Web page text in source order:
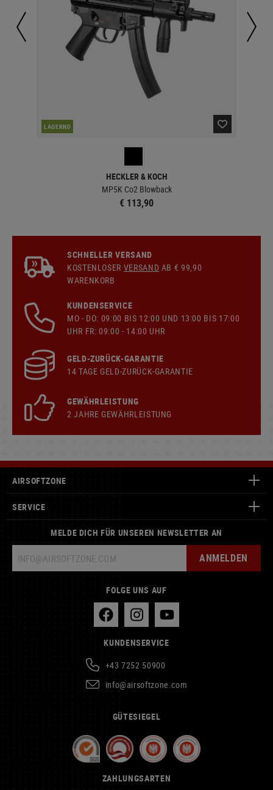
LAGERND
HECKLER & KOCH
MP5K Co2 Blowback
€ 113,90
SCHNELLER VERSAND
KOSTENLOSER VERSAND AB € 99,90
WARENKORB
KUNDENSERVICE
MO - DO: 09:00 BIS 12:00 UND 13:00 BIS 17:00
UHR FR: 09:00 - 14:00 UHR
GELD-ZURÜCK-GARANTIE
14 TAGE GELD-ZURÜCK-GARANTIE
GEWÄHRLEISTUNG
2 JAHRE GEWÄHRLEISTUNG
AIRSOFTZONE
SERVICE
MELDE DICH FÜR UNSEREN NEWSLETTER AN
ANMELDEN
FOLGE UNS AUF
KUNDENSERVICE
+43 7252 50900
info@airsoftzone.com
GÜTESIEGEL
ZAHLUNGSARTEN